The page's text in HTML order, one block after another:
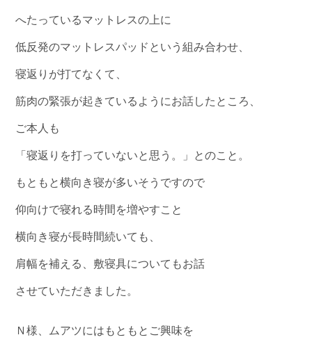
へたっているマットレスの上に
低反発のマットレスパッドという組み合わせ、
寝返りが打てなくて、
筋肉の緊張が起きているようにお話したところ、
ご本人も
「寝返りを打っていないと思う。」とのこと。
もともと横向き寝が多いそうですので
仰向けで寝れる時間を増やすこと
横向き寝が長時間続いても、
肩幅を補える、敷寝具についてもお話
させていただきました。
Ｎ様、ムアツにはもともとご興味を